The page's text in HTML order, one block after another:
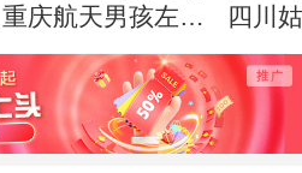
重庆航天男孩左博
文演讲《翩翩神舟
我领航》
四川
讲《
选》